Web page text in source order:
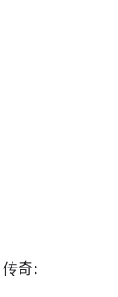
奇: